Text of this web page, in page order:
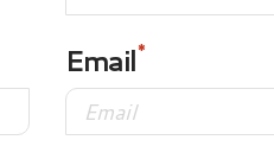
Email